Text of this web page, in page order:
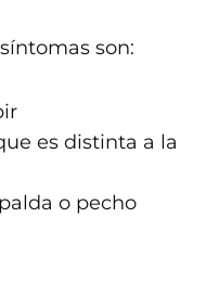
son:
es distinta a la
o pecho